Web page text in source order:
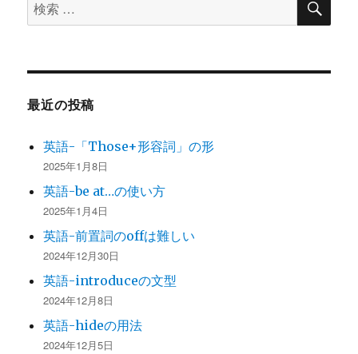
索
象:
最近の投稿
英語-「Those+形容詞」の形
2025年1月8日
英語-be at…の使い方
2025年1月4日
英語-前置詞のoffは難しい
2024年12月30日
英語-introduceの文型
2024年12月8日
英語-hideの用法
2024年12月5日